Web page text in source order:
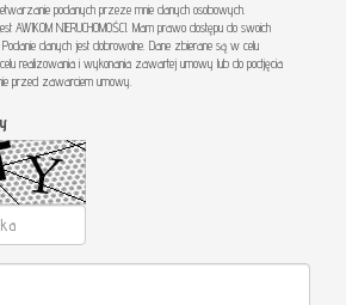
podanych przeze mnie danych osobowych.
AWIKOM NIERUCHOMOŚCI. Mam prawo dostępu do swoich
danych jest dobrowolne. Dane zbierane są w celu
realizowania i wykonania zawartej umowy lub do podjęcia
przed zawarciem umowy.